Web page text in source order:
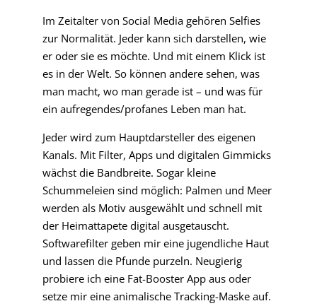
Im Zeitalter von Social Media gehören Selfies
zur Normalität. Jeder kann sich darstellen, wie
er oder sie es möchte. Und mit einem Klick ist
es in der Welt. So können andere sehen, was
man macht, wo man gerade ist – und was für
ein aufregendes/profanes Leben man hat.
Jeder wird zum Hauptdarsteller des eigenen
Kanals. Mit Filter, Apps und digitalen Gimmicks
wächst die Bandbreite. Sogar kleine
Schummeleien sind möglich: Palmen und Meer
werden als Motiv ausgewählt und schnell mit
der Heimattapete digital ausgetauscht.
Softwarefilter geben mir eine jugendliche Haut
und lassen die Pfunde purzeln. Neugierig
probiere ich eine Fat-Booster App aus oder
setze mir eine animalische Tracking-Maske auf.